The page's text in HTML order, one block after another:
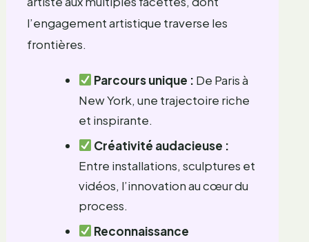
l’engagement artistique traverse les
frontières.
Parcours unique : De Paris à
New York, une trajectoire riche
et inspirante.
Créativité audacieuse :
Entre installations, sculptures et
vidéos, l’innovation au cœur du
process.
Reconnaissance